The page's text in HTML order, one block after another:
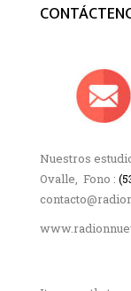
Nuestros
Ovalle, Fono :